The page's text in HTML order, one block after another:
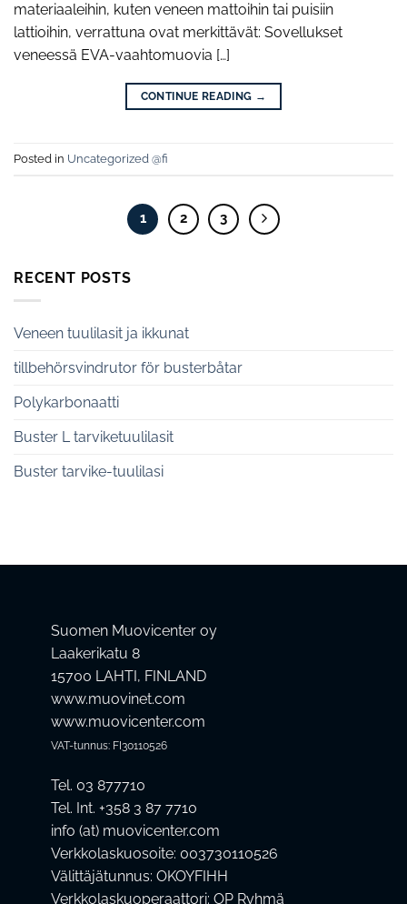
materiaaleihin, kuten veneen mattoihin tai puisiin
lattioihin, verrattuna ovat merkittävät: Sovellukset
veneessä EVA-vaahtomuovia […]
CONTINUE READING →
Posted in Uncategorized @fi
1 2 3
RECENT POSTS
Veneen tuulilasit ja ikkunat
tillbehörsvindrutor för busterbåtar
Polykarbonaatti
Buster L tarviketuulilasit
Buster tarvike-tuulilasi
Suomen Muovicenter oy
Laakerikatu 8
15700 LAHTI, FINLAND
www.muovinet.com
www.muovicenter.com
VAT-tunnus: FI30110526
Tel. 03 877710
Tel. Int. +358 3 87 7710
info (at) muovicenter.com
Verkkolaskuosoite: 003730110526
Välittäjätunnus: OKOYFIHH
Verkkolaskuoperaattori: OP Ryhmä